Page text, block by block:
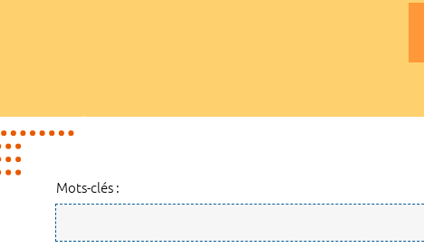
Mots-clés :